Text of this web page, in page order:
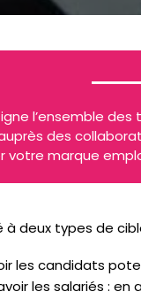
l’ensemble
des
votre marque
à deux types de
les candidats
les salariés : en